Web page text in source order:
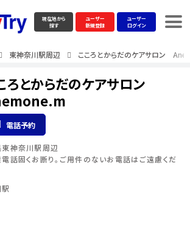
現在地から
探す
ユーザー
新規登録
ユーザー
ログイン
東神奈川駅周辺 こころとからだのケアサロン
ろとからだのケアサロン
電話予約
駅
東神奈川駅周辺
話固くお断り。ご用件のないお電話はご遠慮くだ